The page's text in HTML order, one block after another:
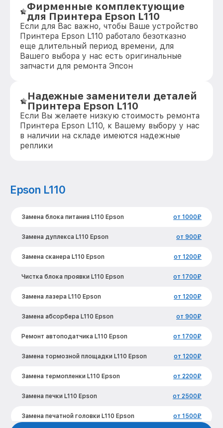
Фирменные комплектующие
для Принтера Epson L110
Если для Вас важно, чтобы Ваше устройство
Принтера Epson L110 работало безотказно
еще длительный период времени, для
Вашего выбора у нас есть оригинальные
запчасти для ремонта Эпсон
Надежные заменители деталей
Принтера Epson L110
Если Вы желаете низкую стоимость ремонта
Принтера Epson L110, к Вашему выбору у нас
в наличии на складе имеются надежные
реплики
Epson L110
Замена блока питания L110 Epson от 1000₽
Замена дуплекса L110 Epson от 900₽
Замена сканера L110 Epson от 1200₽
Чистка блока проявки L110 Epson от 1700₽
Замена лазера L110 Epson от 1200₽
Замена абсорбера L110 Epson от 900₽
Ремонт автоподатчика L110 Epson от 1700₽
Замена тормозной площадки L110 Epson от 1200₽
Замена термопленки L110 Epson от 2200₽
Замена печки L110 Epson от 2500₽
Замена печатной головки L110 Epson от 1500₽